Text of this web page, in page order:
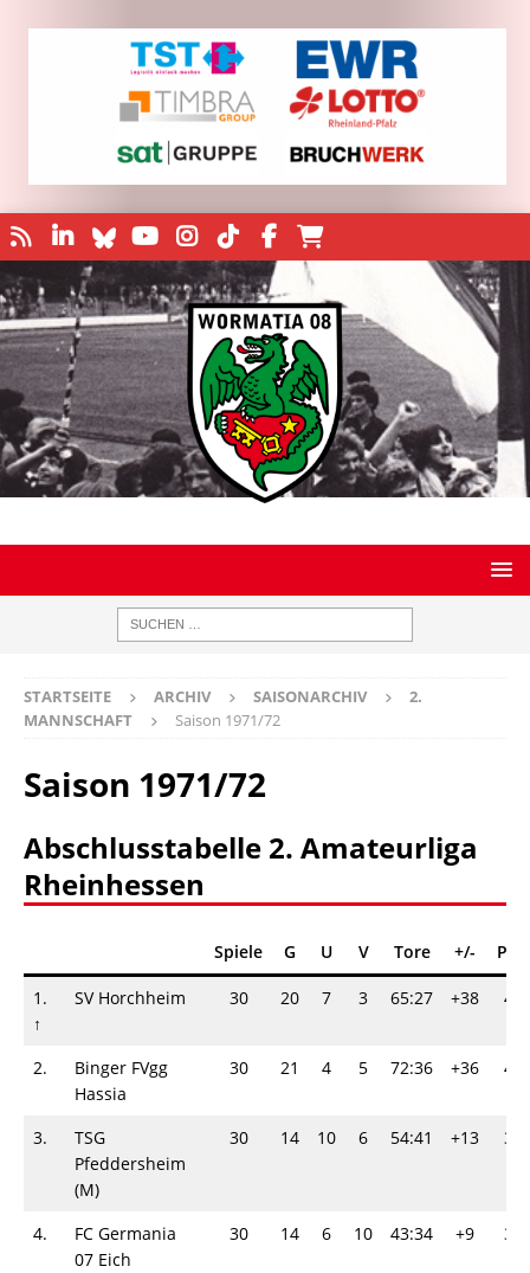
STARTSEITE ARCHIV SAISONARCHIV
2.
MANNSCHAFT
Saison 1971/72
Saison 1971/72
Abschlusstabelle 2. Amateurliga
Rheinhessen
Spiele G U V Tore +/-
1.
↑
SV Horchheim 30 20 7 3 65:27 +38
2.
Binger FVgg
Hassia
30 21 4 5 72:36 +36
3.
TSG
Pfeddersheim
(M)
30 14 10 6 54:41 +13
4.
FC Germania
07 Eich
30 14 6 10 43:34 +9